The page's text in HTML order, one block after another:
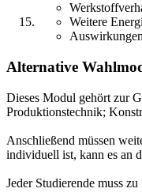
Weitere
Alternative
Dieses Modul gehört zur
Produktionstechnik;
Anschließend müssen
individuell ist, kann es an
Jeder Studierende muss